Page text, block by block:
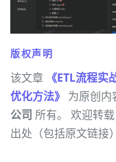
版权声明
该文章 《ETL流程
优化方法》 为原创内
公司 所有。 欢迎转
出处（包括原文链接